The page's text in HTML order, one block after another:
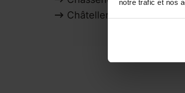
notre trafic et nos
Châtellerault